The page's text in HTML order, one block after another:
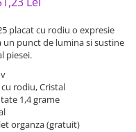
placat cu rodiu o expresie
punct de lumina si sustine
piesei.
rodiu, Cristal
1,4 grame
organza (gratuit)